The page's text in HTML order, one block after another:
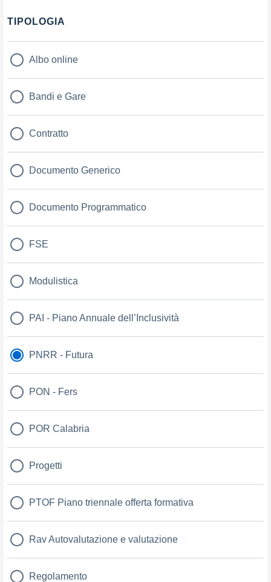
Filtri
TIPOLOGIA
Albo online
Bandi e Gare
Contratto
Documento Generico
Documento Programmatico
FSE
Modulistica
PAI - Piano Annuale dell’Inclusività
PNRR - Futura
PON - Fers
POR Calabria
Progetti
PTOF Piano triennale offerta formativa
Rav Autovalutazione e valutazione
Regolamento